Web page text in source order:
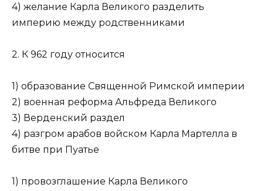
4) желание Карла Великого разделить
империю между родственниками
2. К 962 году относится
1) образование Священной Римской империи
2) военная реформа Альфреда Великого
3) Верденский раздел
4) разгром арабов войском Карла Мартелла в
битве при Пуатье
1) провозглашение Карла Великого